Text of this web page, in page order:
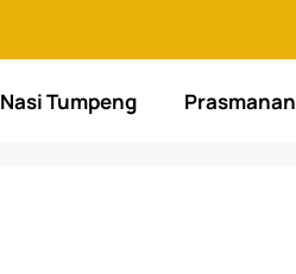
Nasi Tumpeng Prasmanan